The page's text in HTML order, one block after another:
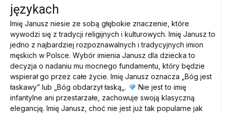
językach
Imię Janusz niesie ze sobą głębokie znaczenie, które
wywodzi się z tradycji religijnych i kulturowych. Imię Janusz to
jedno z najbardziej rozpoznawalnych i tradycyjnych imion
męskich w Polsce. Wybór imienia Janusz dla dziecka to
decyzja o nadaniu mu mocnego fundamentu, który będzie
wspierał go przez całe życie. Imię Janusz oznacza „Bóg jest
łaskawy” lub „Bóg obdarzył łaską„.
Nie jest to imię
infantylne ani przestarzałe, zachowuje swoją klasyczną
elegancję. Imię Janusz, choć nie jest już tak popularne jak